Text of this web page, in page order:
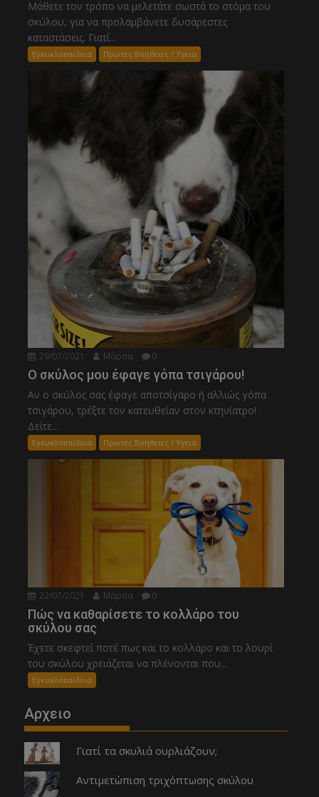
Μάθετε τον τρόπο να μελετάτε σωστά το στόμα του
σκύλου, για να προλαμβάνετε δυσάρεστες
καταστάσεις. Γιατί...
Εγκυκλοπαιδεια Πρωτες Βοηθειες / Υγεια
29/07/2021 Μάρσα 0
Ο σκύλος μου έφαγε γόπα τσιγάρου!
Αν ο σκύλος σας έφαγε αποτσίγαρο ή αλλιώς γόπα
τσιγάρου, τρέξτε τον κατευθείαν στον κτηνίατρο!
Δείτε...
Εγκυκλοπαιδεια Πρωτες Βοηθειες / Υγεια
22/07/2021 Μάρσα 0
Πώς να καθαρίσετε το κολλάρο του
σκύλου σας
Έχετε σκεφτεί ποτέ πως και το κολλάρο και το λουρί
του σκύλου χρειάζεται να πλένονται που...
Εγκυκλοπαιδεια
Αρχειο
Γιατί τα σκυλιά ουρλιάζουν;
Αντιμετώπιση τριχόπτωσης σκύλου